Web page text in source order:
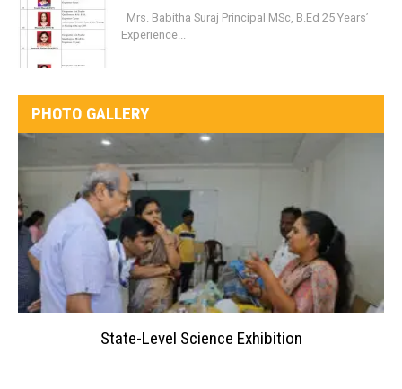
Mrs. Babitha Suraj Principal MSc, B.Ed 25 Years’
Experience...
PHOTO GALLERY
State-Level Science Exhibition